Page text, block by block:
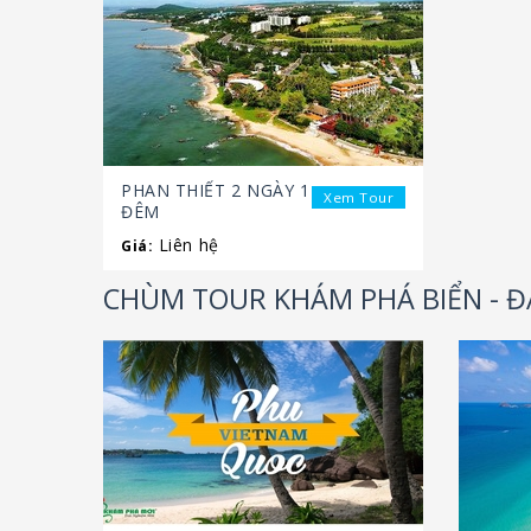
Xem Tour
PHAN THIẾT 2 NGÀY 1
ĐÊM
Giá: Liên hệ
CHÙM TOUR KHÁM PHÁ BIỂN -